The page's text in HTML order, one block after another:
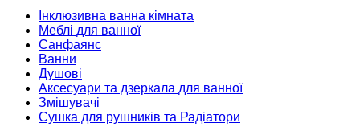
Інклюзивна ванна кімната
Меблі для ванної
Санфаянс
Ванни
Душові
Аксесуари та дзеркала для ванної
Змішувачі
Сушка для рушників та Радіатори